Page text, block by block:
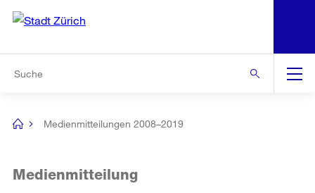
Navigation
[no
Medienmitteilungen 2008–2019
Medienmitteilung